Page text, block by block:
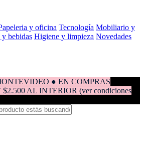
y oficina Tecnología Mobiliario y
bebidas Higiene y limpieza Novedades
● EN COMPRAS
AL INTERIOR (ver condiciones